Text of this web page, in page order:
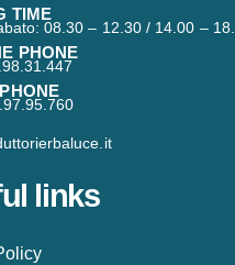
TIME
08.30 – 12.30 / 14.00 –
PHONE
links